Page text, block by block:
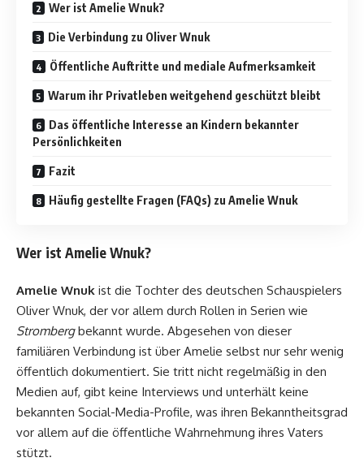
Wer ist Amelie Wnuk?
Die Verbindung zu Oliver Wnuk
Öffentliche Auftritte und mediale Aufmerksamkeit
Warum ihr Privatleben weitgehend geschützt bleibt
Das öffentliche Interesse an Kindern bekannter
Persönlichkeiten
Fazit
Häufig gestellte Fragen (FAQs) zu Amelie Wnuk
Wer ist Amelie Wnuk?
Amelie Wnuk ist die Tochter des deutschen Schauspielers
Oliver Wnuk, der vor allem durch Rollen in Serien wie
Strombergbekannt wurde. Abgesehen von dieser
familiären Verbindung ist über Amelie selbst nur sehr wenig
öffentlich dokumentiert. Sie tritt nicht regelmäßig in den
Medien auf, gibt keine Interviews und unterhält keine
bekannten Social-Media-Profile, was ihren Bekanntheitsgrad
vor allem auf die öffentliche Wahrnehmung ihres Vaters
stützt.